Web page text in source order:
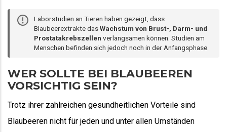
Laborstudien an Tieren haben gezeigt, dass
Blaubeerextrakte dasWachstum von Brust-, Darm- und
Prostatakrebszellen verlangsamen können. Studien am
Menschen befinden sich jedoch noch in der Anfangsphase.
WER SOLLTE BEI BLAUBEEREN
VORSICHTIG SEIN?
Trotz ihrer zahlreichen gesundheitlichen Vorteile sind
Blaubeeren nicht für jeden und unter allen Umständen